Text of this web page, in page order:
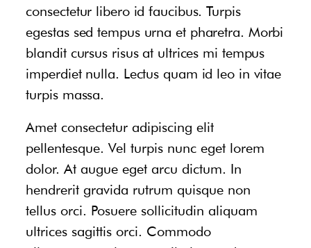
consectetur libero id faucibus. Turpis
egestas sed tempus urna et pharetra. Morbi
blandit cursus risus at ultrices mi tempus
imperdiet nulla. Lectus quam id leo in vitae
turpis massa.
Amet consectetur adipiscing elit
pellentesque. Vel turpis nunc eget lorem
dolor. At augue eget arcu dictum. In
hendrerit gravida rutrum quisque non
tellus orci. Posuere sollicitudin aliquam
ultrices sagittis orci. Commodo